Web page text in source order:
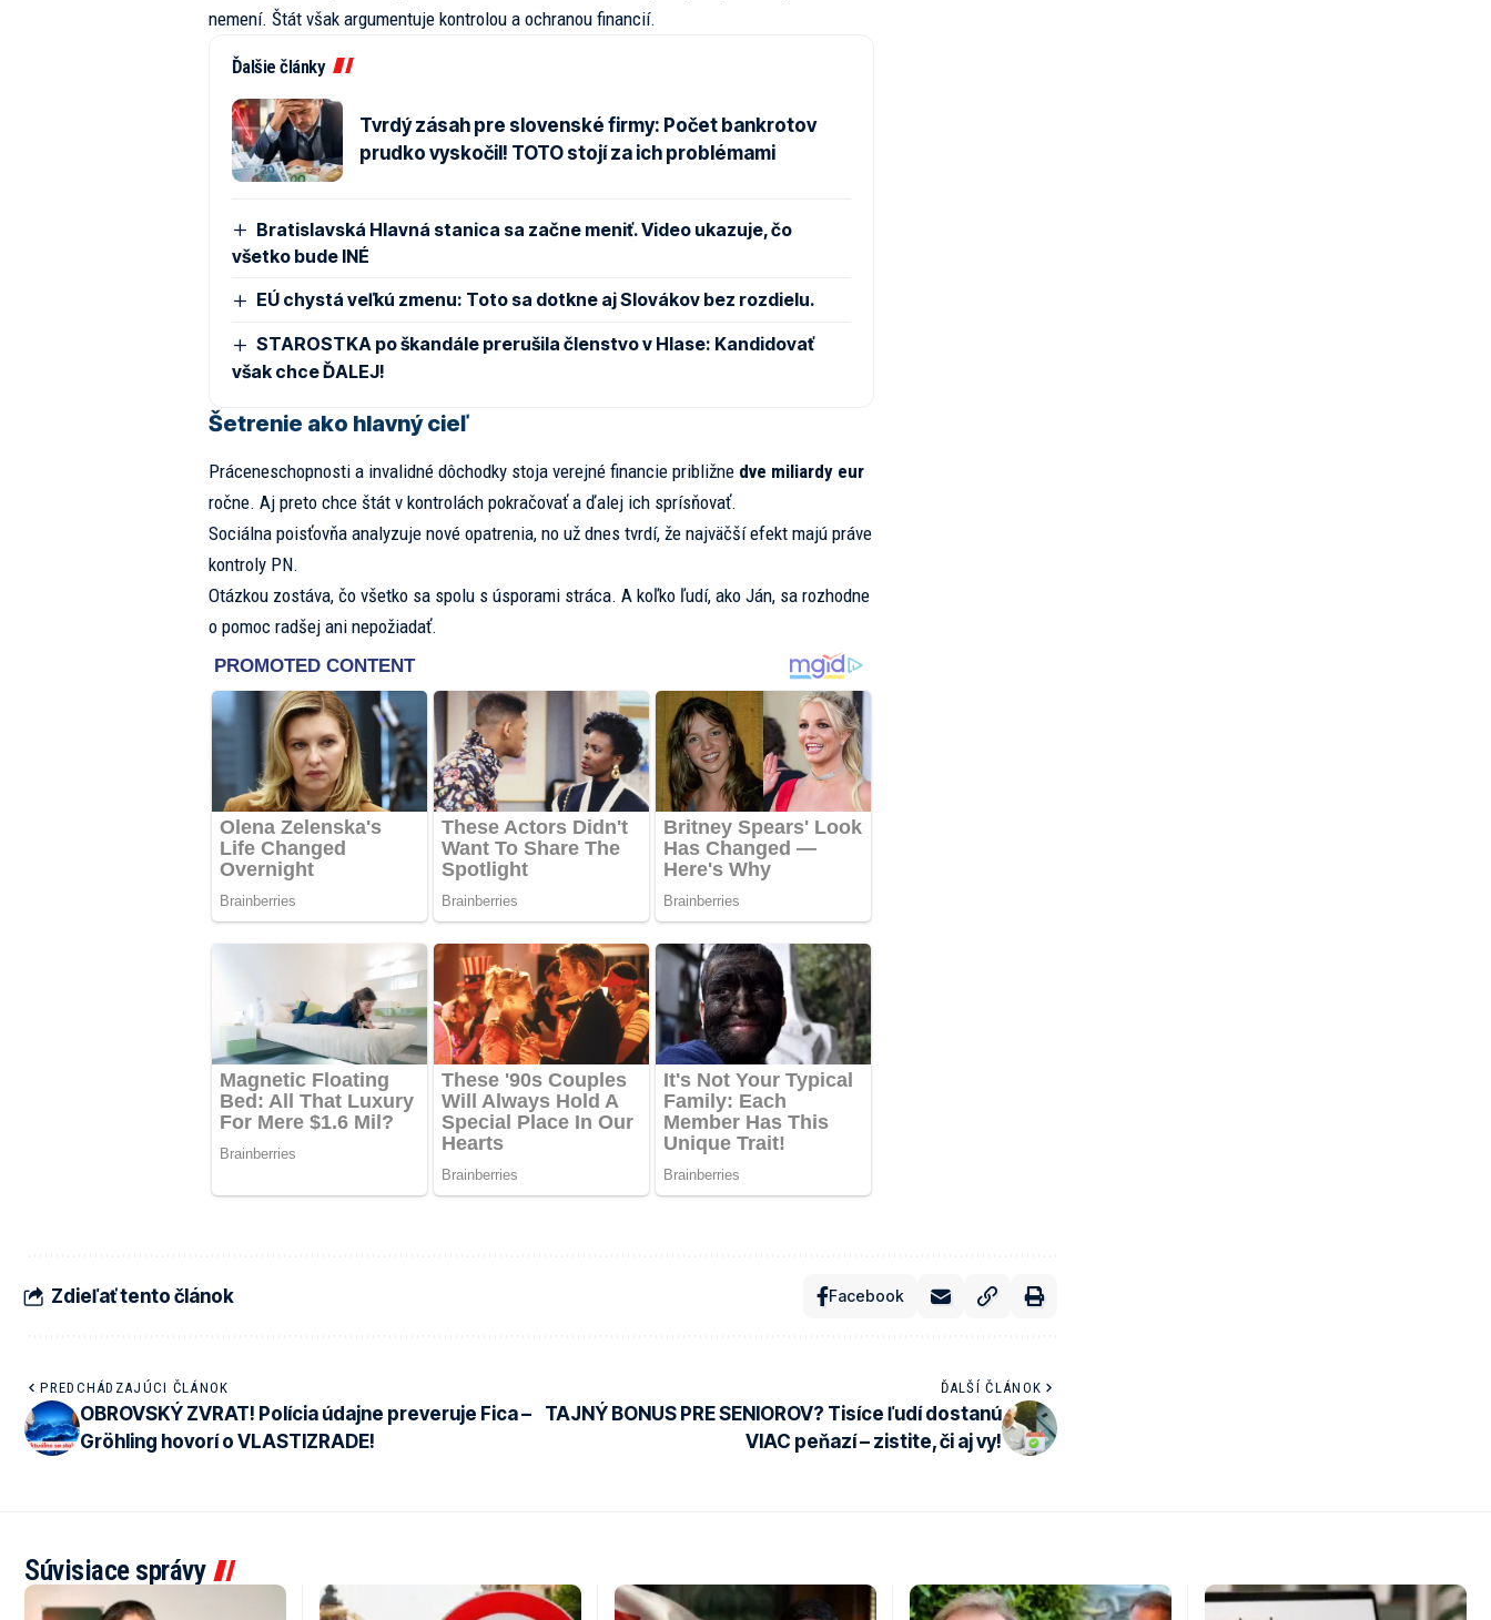
nemení. Štát však argumentuje kontrolou a ochranou financií.
Ďalšie články
Tvrdý zásah pre slovenské firmy: Počet bankrotov
prudko vyskočil! TOTO stojí za ich problémami
Bratislavská Hlavná stanica sa začne meniť. Video ukazuje, čo
všetko bude INÉ
EÚ chystá veľkú zmenu: Toto sa dotkne aj Slovákov bez rozdielu.
STAROSTKA po škandále prerušila členstvo v Hlase: Kandidovať
však chce ĎALEJ!
Šetrenie ako hlavný cieľ
Práceneschopnosti a invalidné dôchodky stoja verejné financie približne dve miliardy eur
ročne. Aj preto chce štát v kontrolách pokračovať a ďalej ich sprísňovať.
Sociálna poisťovňa analyzuje nové opatrenia, no už dnes tvrdí, že najväčší efekt majú práve
kontroly PN.
Otázkou zostáva, čo všetko sa spolu s úsporami stráca. A koľko ľudí, ako Ján, sa rozhodne
o pomoc radšej ani nepožiadať.
Zdieľať tento článok Facebook
PREDCHÁDZAJÚCI ČLÁNOK
OBROVSKÝ ZVRAT! Polícia údajne preveruje Fica –
Gröhling hovorí o VLASTIZRADE!
ĎALŠÍ ČLÁNOK
TAJNÝ BONUS PRE SENIOROV? Tisíce ľudí dostanú
VIAC peňazí – zistite, či aj vy!
Súvisiace správy